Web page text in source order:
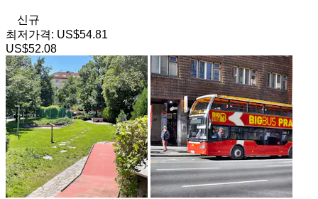
신규
최저가격: US$54.81
US$52.08